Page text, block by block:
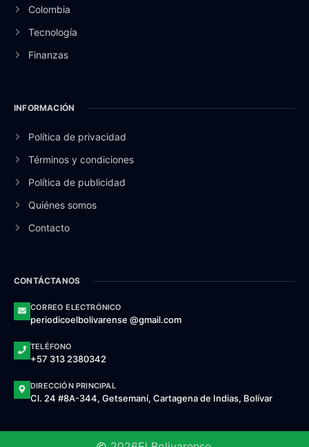
Colombia
Tecnología
Finanzas
INFORMACIÓN
Política de privacidad
Términos y condiciones
Política de publicidad
Quiénes somos
Contacto
CONTÁCTANOS
CORREO ELECTRÓNICO
periodicoelbolivarense @gmail.com
TELÉFONO
+57 313 2380342
DIRECCIÓN PRINCIPAL
Cl. 24 #8A-344, Getsemaní, Cartagena de Indias, Bolívar